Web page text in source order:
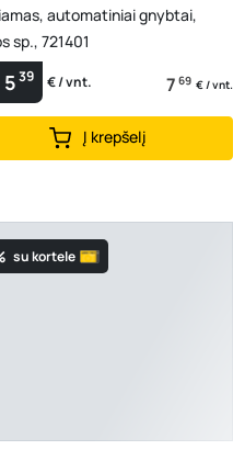
automatiniai gnybtai,
sp., 721401
539 € / vnt. 7 69 € / vnt.
Į krepšelį
su kortele